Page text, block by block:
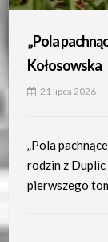
„Pola
Kołosowska
21 lipca 2026
„Pola
rodzin z Duplic
pierwszego